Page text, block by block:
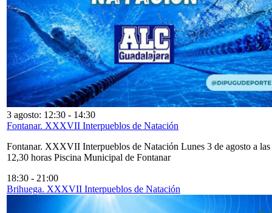
3 agosto: 12:30 - 14:30
Fontanar. XXXVII Interpueblos de Natación
Fontanar. XXXVII Interpueblos de Natación Lunes 3 de agosto a las
12,30 horas Piscina Municipal de Fontanar
18:30 - 21:00
Brihuega. XXXVII Interpueblos de Natación